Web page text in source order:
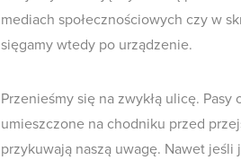
mediach społecznościowych czy w
sięgamy wtedy po urządzenie.
Przenieśmy się na zwykłą ulicę. Pasy
umieszczone na chodniku przed
przykuwają naszą uwagę. Nawet